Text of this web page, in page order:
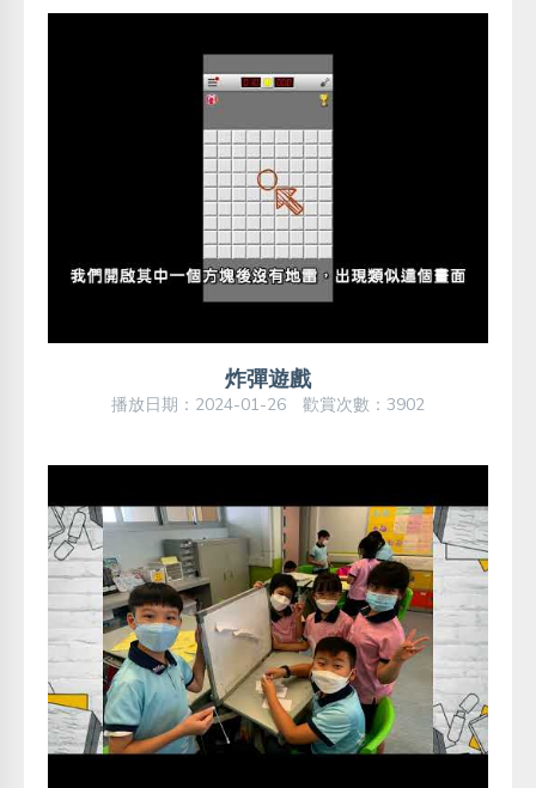
炸彈遊戲
播放日期：2024-01-26 歡賞次數：3902